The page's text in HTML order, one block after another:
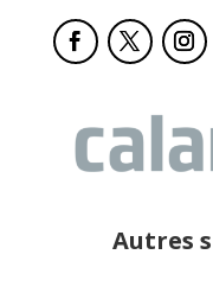
Autres